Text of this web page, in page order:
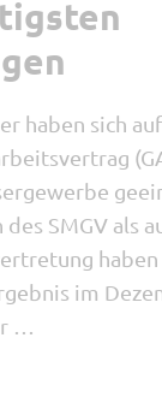
haben sich
SMGV als
haben
im
…